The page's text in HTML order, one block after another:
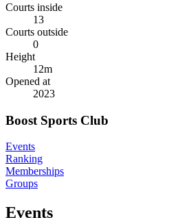
Courts inside
13
Courts outside
0
Height
12m
Opened at
2023
Boost Sports Club
Events
Ranking
Memberships
Groups
Events